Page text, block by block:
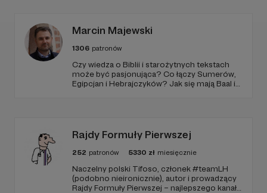
Marcin Majewski
1306 patronów
Czy wiedza o Biblii i starożytnych tekstach
może być pasjonująca? Co łączy Sumerów,
Egipcjan i Hebrajczyków? Jak się mają Baal i
Rajdy Formuły Pierwszej
252 patronów 5330 zł miesięcznie
Naczelny polski Tifoso, członek #teamLH
(podobno nieironicznie), autor i prowadzący
Rajdy Formuły Pierwszej – najlepszego kanału